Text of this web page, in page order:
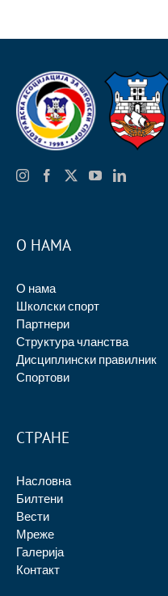
О НАМА
О нама
Школски спорт
Партнери
Структура чланства
Дисциплински правилник
Спортови
СТРАНЕ
Насловна
Билтени
Вести
Мреже
Галерија
Контакт